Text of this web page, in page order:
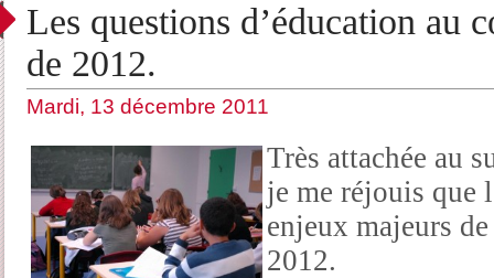
Les questions d’éducation au
de 2012.
Mardi, 13 décembre 2011
Très attachée au
je me réjouis que
enjeux majeurs
2012.